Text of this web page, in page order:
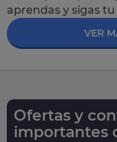
aprendas y sigas
VER
Ofertas y
importantes